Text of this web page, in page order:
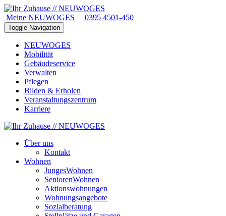
Meine NEUWOGES 0395 4501-450
Toggle Navigation
NEUWOGES
Mobilität
Gebäudeservice
Verwalten
Pflegen
Bilden & Erholen
Veranstaltungszentrum
Karriere
Über uns
Kontakt
Wohnen
JungesWohnen
SeniorenWohnen
Aktionswohnungen
Wohnungsangebote
Sozialberatung